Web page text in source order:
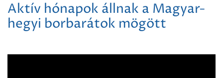
Aktív hónapok állnak a Magyar-
hegyi borbarátok mögött